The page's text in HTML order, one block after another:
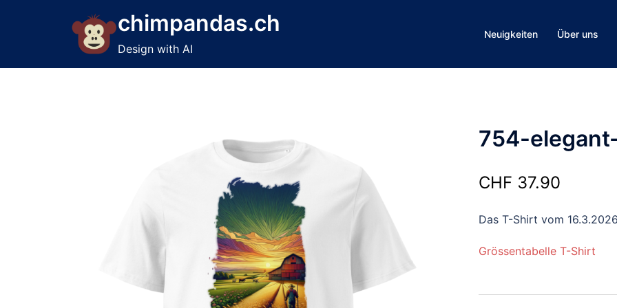
chimpandas.ch
Design with AI
Neuigkeiten Über uns
754-
CHF 37.90
Das T-Shirt vom 16.3.2026
Grössentabelle T-Shirt